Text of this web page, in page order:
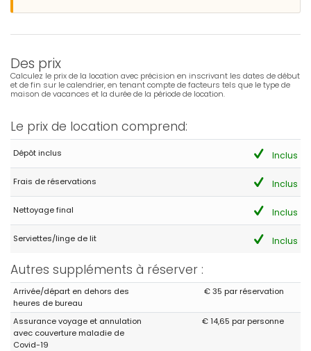
Des prix
Calculez le prix de la location avec précision en inscrivant les dates de début
et de fin sur le calendrier, en tenant compte de facteurs tels que le type de
maison de vacances et la durée de la période de location.
Le prix de location comprend:
Dépôt inclus Inclus
Frais de réservations Inclus
Nettoyage final Inclus
Serviettes/linge de lit Inclus
Autres suppléments à réserver :
Arrivée/départ en dehors des
heures de bureau
€ 35 par réservation
Assurance voyage et annulation
avec couverture maladie de
Covid-19
€ 14,65 par personne